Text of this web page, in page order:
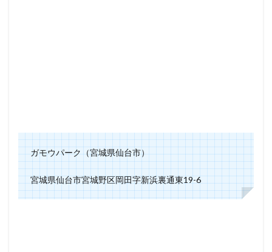
ガモウパーク（宮城県仙台市）
宮城県仙台市宮城野区岡田字新浜裏通東19-6